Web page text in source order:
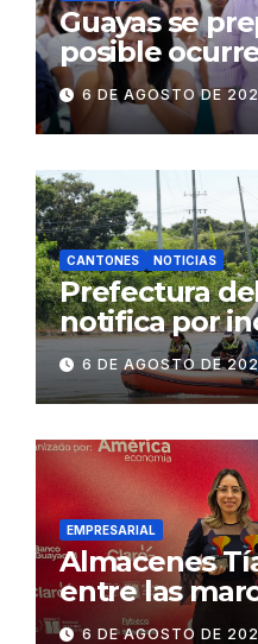
Guayas se
posible
fenómeno de
Gobierno
2.500 jóvenes
6 DE AGOSTO DE
CANTONES NOTICIAS
Prefectura
notifica por
contractual a
exige
desmontaje
Gonzalo
Daule
6 DE AGOSTO DE
EMPRESARIAL
Almacenes
entre las
influyentes
6 DE AGOSTO DE